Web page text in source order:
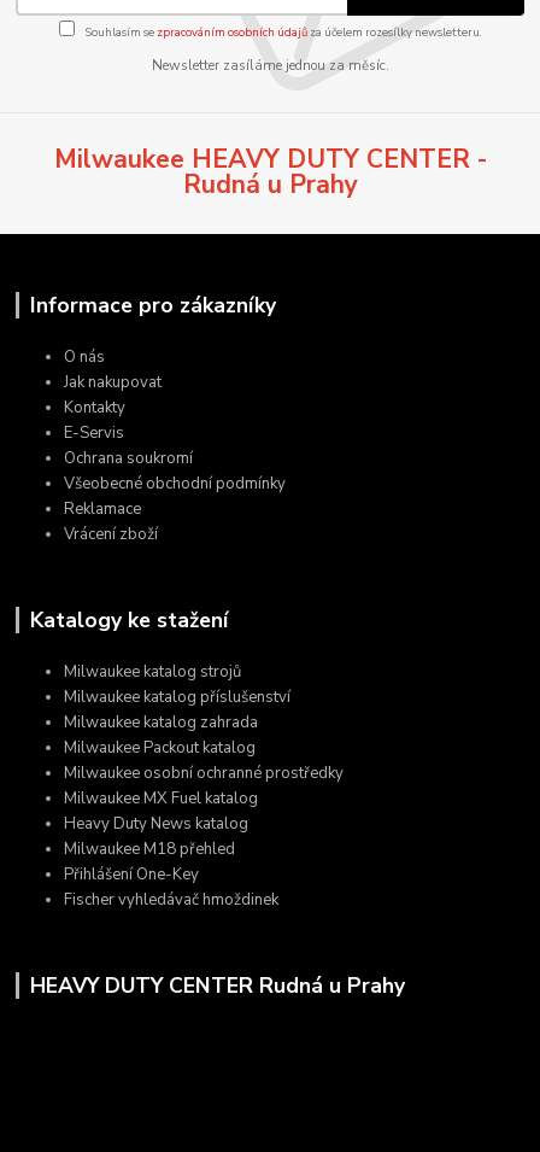
Souhlasím se zpracováním osobních údajůza účelem rozesílky newsletteru.
Newsletter zasíláme jednou za měsíc.
Milwaukee HEAVY DUTY CENTER -
Rudná u Prahy
Informace pro zákazníky
O nás
Jak nakupovat
Kontakty
E-Servis
Ochrana soukromí
Všeobecné obchodní podmínky
Reklamace
Vrácení zboží
Katalogy ke stažení
Milwaukee katalog strojů
Milwaukee katalog příslušenství
Milwaukee katalog zahrada
Milwaukee Packout katalog
Milwaukee osobní ochranné prostředky
Milwaukee MX Fuel katalog
Heavy Duty News katalog
Milwaukee M18 přehled
Přihlášení One-Key
Fischer vyhledávač hmoždinek
HEAVY DUTY CENTER Rudná u Prahy